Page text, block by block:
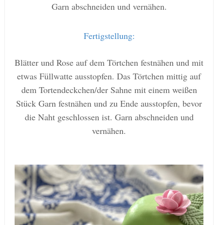
Garn abschneiden und vernähen.
Fertigstellung:
Blätter und Rose auf dem Törtchen festnähen und mit
etwas Füllwatte ausstopfen. Das Törtchen mittig auf
dem Tortendeckchen/der Sahne mit einem weißen
Stück Garn festnähen und zu Ende ausstopfen, bevor
die Naht geschlossen ist. Garn abschneiden und
vernähen.